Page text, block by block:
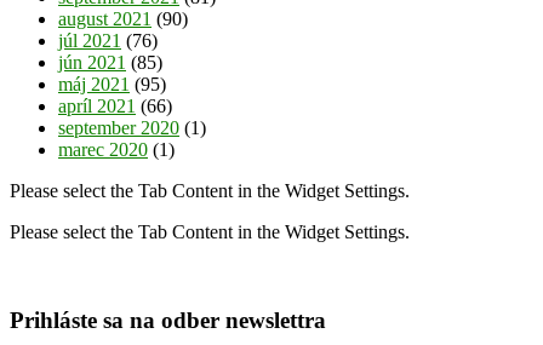
august 2021 (90)
júl 2021 (76)
jún 2021 (85)
máj 2021 (95)
apríl 2021 (66)
september 2020 (1)
marec 2020 (1)
Please select the Tab Content in the Widget Settings.
Please select the Tab Content in the Widget Settings.
Prihláste sa na odber newslettra